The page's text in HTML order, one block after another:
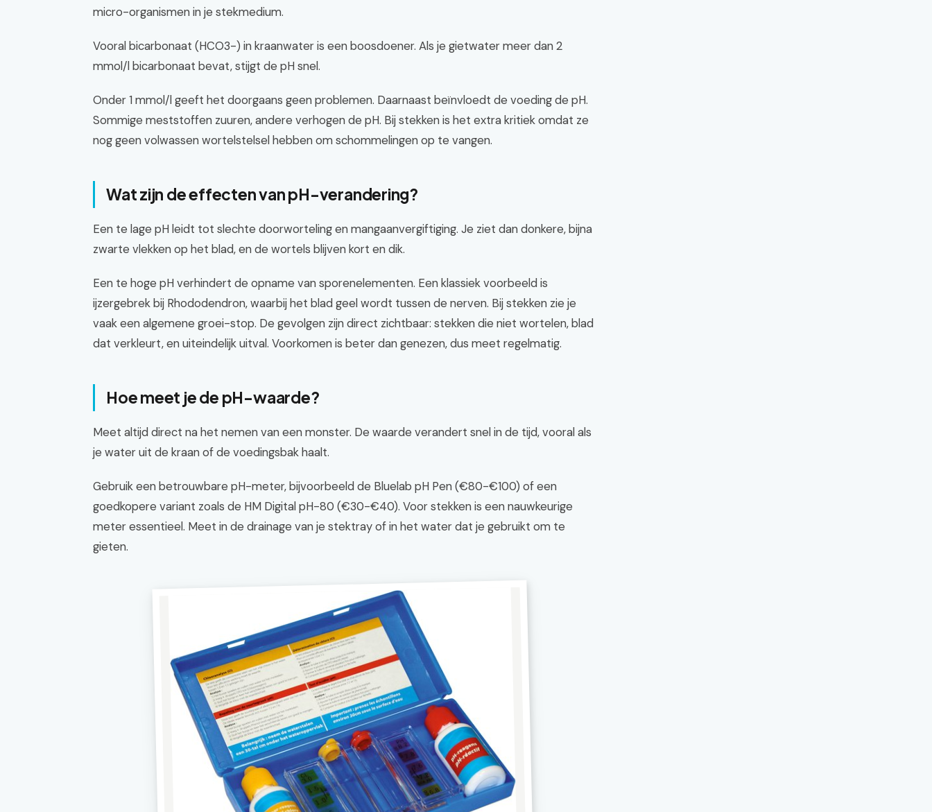
micro-organismen in je stekmedium.
Vooral bicarbonaat (HCO3-) in kraanwater is een boosdoener. Als je gietwater meer dan 2
mmol/l bicarbonaat bevat, stijgt de pH snel.
Onder 1 mmol/l geeft het doorgaans geen problemen. Daarnaast beïnvloedt de voeding de pH.
Sommige meststoffen zuuren, andere verhogen de pH. Bij stekken is het extra kritiek omdat ze
nog geen volwassen wortelstelsel hebben om schommelingen op te vangen.
Wat zijn de effecten van pH-verandering?
Een te lage pH leidt tot slechte doorworteling en mangaanvergiftiging. Je ziet dan donkere, bijna
zwarte vlekken op het blad, en de wortels blijven kort en dik.
Een te hoge pH verhindert de opname van sporenelementen. Een klassiek voorbeeld is
ijzergebrek bij Rhododendron, waarbij het blad geel wordt tussen de nerven. Bij stekken zie je
vaak een algemene groei-stop. De gevolgen zijn direct zichtbaar: stekken die niet wortelen, blad
dat verkleurt, en uiteindelijk uitval. Voorkomen is beter dan genezen, dus meet regelmatig.
Hoe meet je de pH-waarde?
Meet altijd direct na het nemen van een monster. De waarde verandert snel in de tijd, vooral als
je water uit de kraan of de voedingsbak haalt.
Gebruik een betrouwbare pH-meter, bijvoorbeeld de Bluelab pH Pen (€80-€100) of een
goedkopere variant zoals de HM Digital pH-80 (€30-€40). Voor stekken is een nauwkeurige
meter essentieel. Meet in de drainage van je stektray of in het water dat je gebruikt om te
gieten.